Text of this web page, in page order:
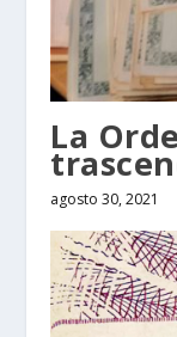
La
agosto 30, 2021